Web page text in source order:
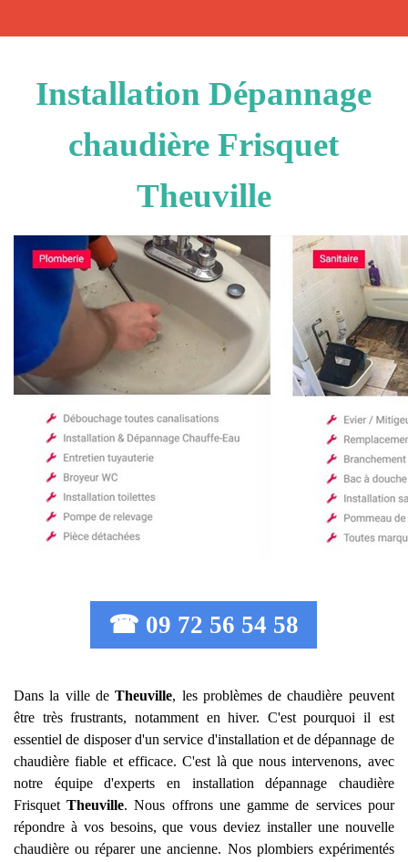
Installation Dépannage
chaudière Frisquet
Theuville
☎ 09 72 56 54 58
Dans la ville deTheuville, les problèmes de chaudière peuvent
être très frustrants, notamment en hiver. C'est pourquoi il est
essentiel de disposer d'un service d'installation et de dépannage de
chaudière fiable et efficace. C'est là que nous intervenons, avec
notre équipe d'experts en installation dépannage chaudière
FrisquetTheuville. Nous offrons une gamme de services pour
répondre à vos besoins, que vous deviez installer une nouvelle
chaudière ou réparer une ancienne. Nos plombiers expérimentés